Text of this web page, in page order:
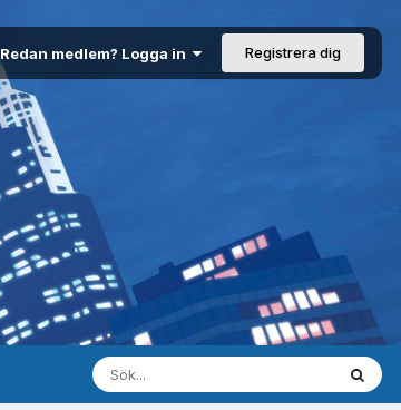
Redan medlem? Logga in Registrera dig